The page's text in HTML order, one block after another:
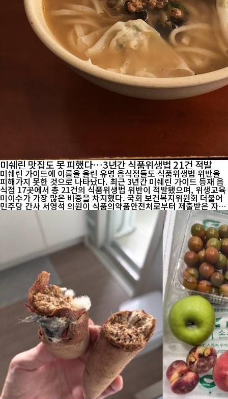
미쉐린 맛집도 못 피했다…3년간 식품위생법 21건 적발
미쉐린 가이드에 이름을 올린 유명 음식점들도 식품위생법 위반을
피해가지 못한 것으로 나타났다. 최근 3년간 미쉐린 가이드 등재 음
식점 17곳에서 총 21건의 식품위생법 위반이 적발됐으며, 위생교육
미이수가 가장 많은 비중을 차지했다. 국회 보건복지위원회 더불어
민주당 간사 서영석 의원이 식품의약품안전처로부터 제출받은 자료
를 분석한 결과, 2023년부터 2025년까지 명동교자, 광화문미진, 필
동면옥, 금돼지식당, 합천국밥집, 권숙수, 밍글스, 익스퀴진, 광화문
국밥, 바오하우스, 에빗,...